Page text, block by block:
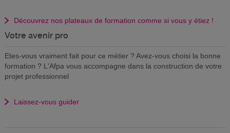
Découvrez nos plateaux de formation comme si vous y étiez !
Votre avenir pro
Etes-vous vraiment fait pour ce métier ? Avez-vous choisi la bonne
formation ? L'Afpa vous accompagne dans la construction de votre
projet professionnel
Laissez-vous guider